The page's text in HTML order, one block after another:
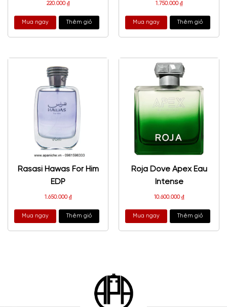
220.000₫
Mua ngay Thêm giỏ
1.750.000₫
Mua ngay Thêm giỏ
Rasasi Hawas For Him
EDP
1.650.000₫
Mua ngay Thêm giỏ
Roja Dove Apex Eau
Intense
10.600.000₫
Mua ngay Thêm giỏ